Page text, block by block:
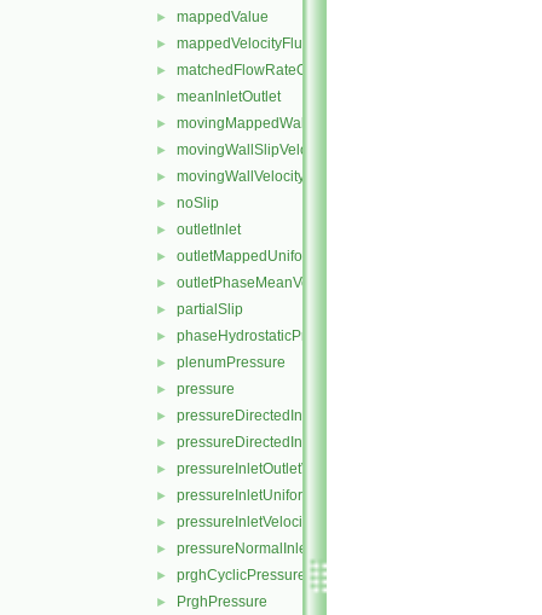
► mappedValue
► mappedVelocityFlux
► matchedFlowRateOutletVelocity
► meanInletOutlet
► movingMappedWallVelocity
► movingWallSlipVelocity
► movingWallVelocity
► noSlip
► outletInlet
► outletMappedUniformInlet
► outletPhaseMeanVelocity
► partialSlip
► phaseHydrostaticPressure
► plenumPressure
► pressure
► pressureDirectedInletOutletVelocity
► pressureDirectedInletVelocity
► pressureInletOutletVelocity
► pressureInletUniformVelocity
► pressureInletVelocity
► pressureNormalInletOutletVelocity
► prghCyclicPressure
► PrghPressure